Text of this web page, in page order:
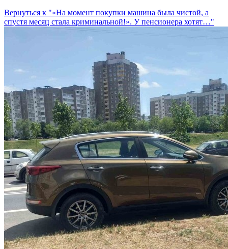
Вернуться к "«На момент покупки машина была чистой, а
спустя месяц стала криминальной!». У пенсионера хотят…"